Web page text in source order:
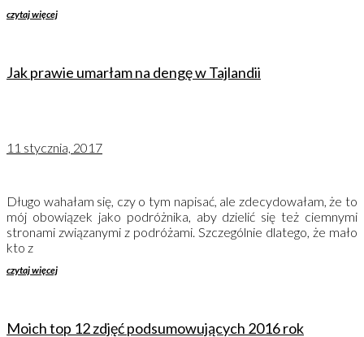
czytaj więcej
Jak prawie umarłam na dengę w Tajlandii
11 stycznia, 2017
Długo wahałam się, czy o tym napisać, ale zdecydowałam, że to
mój obowiązek jako podróżnika, aby dzielić się też ciemnymi
stronami związanymi z podróżami. Szczególnie dlatego, że mało
kto z
czytaj więcej
Moich top 12 zdjęć podsumowujących 2016 rok